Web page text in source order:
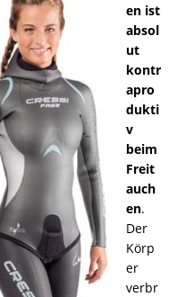
en ist
absol
ut
kontr
apro
dukti
v
beim
Freit
auch
en.
Der
Körp
er
verbr